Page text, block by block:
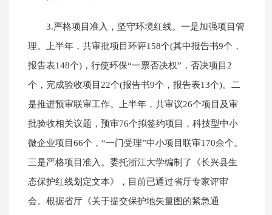
3.严格项目准入，坚守环境红线。一是加强项目管
理。上半年，共审批项目环评158个(其中报告书9个，
报告表148个)，行使环保“一票否决权”，否决项目2
个，完成验收项目22个(报告书9个，报告表13个)。二
是推进预审联审工作。上半年，共审议26个项目及审
批验收相关议题，预审76个拟签约项目，科技型中小
微企业项目66个，“一门受理”中小项目联审170余个。
三是严格项目准入。委托浙江大学编制了《长兴县生
态保护红线划定文本》，目前已通过省厅专家评审
会。根据省厅《关于提交保护地矢量图的紧急通